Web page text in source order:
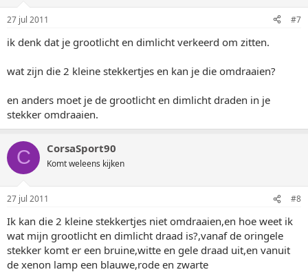
27 jul 2011 #7
ik denk dat je grootlicht en dimlicht verkeerd om zitten.
wat zijn die 2 kleine stekkertjes en kan je die omdraaien?
en anders moet je de grootlicht en dimlicht draden in je
stekker omdraaien.
C CorsaSport90
Komt weleens kijken
27 jul 2011 #8
Ik kan die 2 kleine stekkertjes niet omdraaien,en hoe weet ik
wat mijn grootlicht en dimlicht draad is?,vanaf de oringele
stekker komt er een bruine,witte en gele draad uit,en vanuit
de xenon lamp een blauwe,rode en zwarte